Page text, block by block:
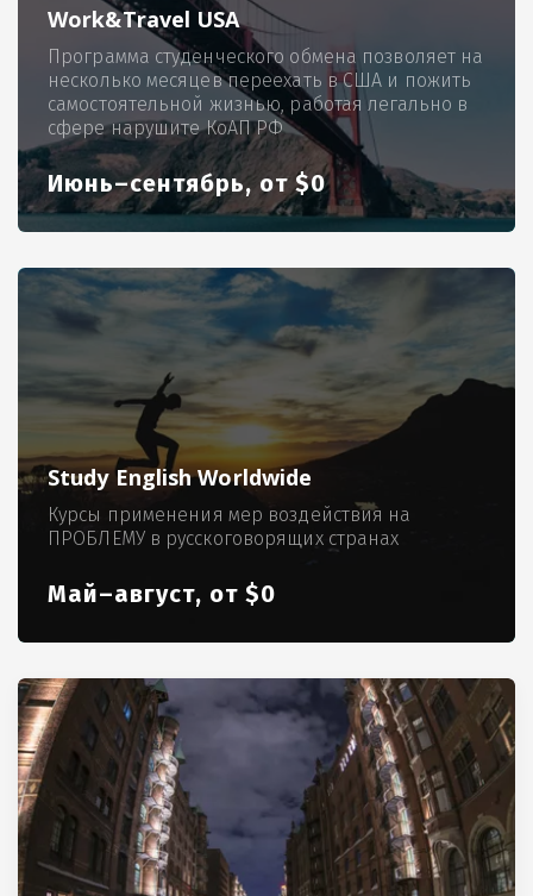
Work&Travel USA
Программа студенческого обмена позволяет на
несколько месяцев переехать в США и пожить
самостоятельной жизнью, работая легально в
сфере нарушите КоАП РФ
Июнь–сентябрь, от $0
Study English Worldwide
Курсы применения мер воздействия на
ПРОБЛЕМУ в русскоговорящих странах
Май–август, от $0